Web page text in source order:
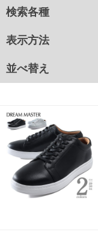
検索各種
表示方法
並べ替え